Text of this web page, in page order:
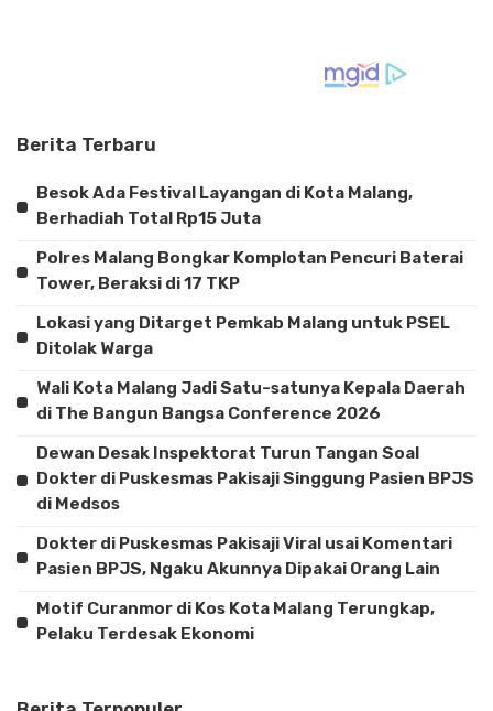
Berita Terbaru
Besok Ada Festival Layangan di Kota Malang,
Berhadiah Total Rp15 Juta
Polres Malang Bongkar Komplotan Pencuri Baterai
Tower, Beraksi di 17 TKP
Lokasi yang Ditarget Pemkab Malang untuk PSEL
Ditolak Warga
Wali Kota Malang Jadi Satu-satunya Kepala Daerah
di The Bangun Bangsa Conference 2026
Dewan Desak Inspektorat Turun Tangan Soal
Dokter di Puskesmas Pakisaji Singgung Pasien BPJS
di Medsos
Dokter di Puskesmas Pakisaji Viral usai Komentari
Pasien BPJS, Ngaku Akunnya Dipakai Orang Lain
Motif Curanmor di Kos Kota Malang Terungkap,
Pelaku Terdesak Ekonomi